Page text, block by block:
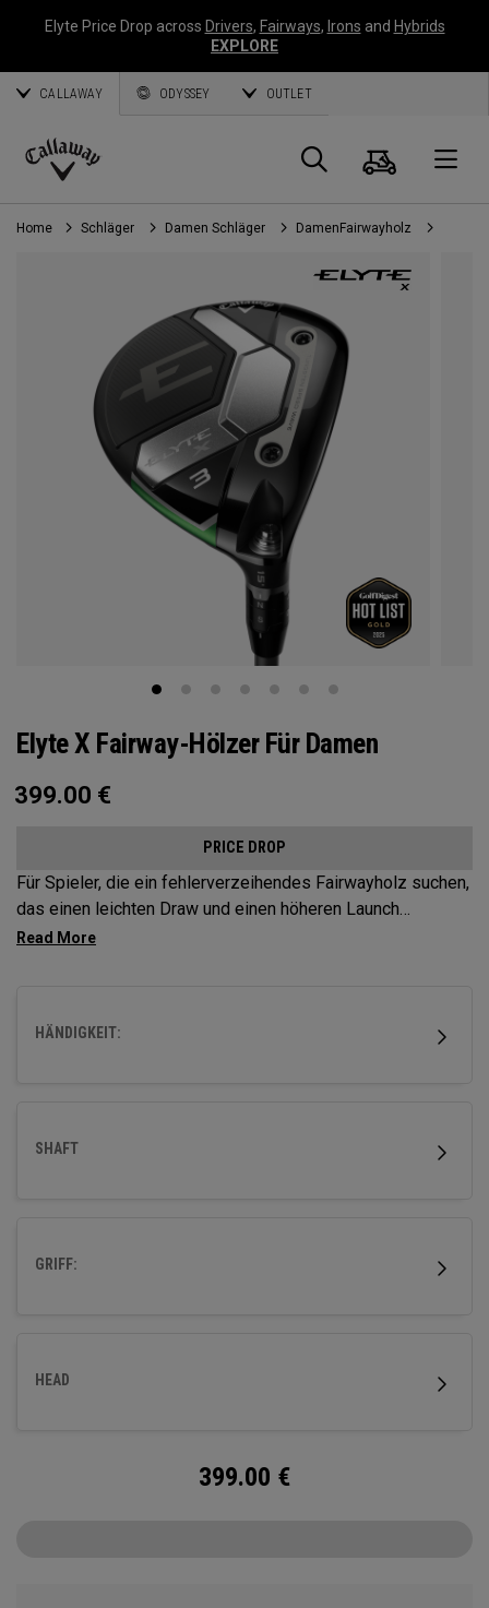
Elyte Price Drop across Drivers, Fairways, Irons and Hybrids
EXPLORE
CALLAWAY ODYSSEY OUTLET
Callaway
Golf
Suche
Home Schläger Damen Schläger DamenFairwayholz
Elyte X Fairway-Hölzer Für Damen
399.00 €
PRICE DROP
Für Spieler, die ein fehlerverzeihendes Fairwayholz suchen,
das einen leichten Draw und einen höheren Launch
unterstütz, bieten Elyte X Fairways fortschrittliche
HÄNDIGKEIT:
SHAFT
GRIFF:
HEAD
399.00 €